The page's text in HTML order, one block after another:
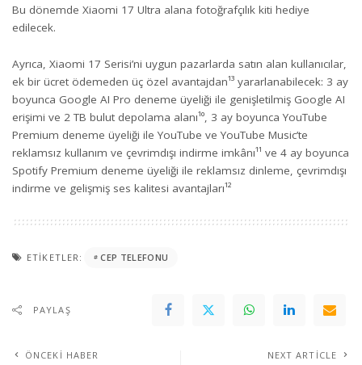
Bu dönemde Xiaomi 17 Ultra alana fotoğrafçılık kiti hediye
edilecek.
Ayrıca, Xiaomi 17 Serisi’ni uygun pazarlarda satın alan kullanıcılar,
ek bir ücret ödemeden üç özel avantajdan¹³ yararlanabilecek: 3 ay
boyunca Google AI Pro deneme üyeliği ile genişletilmiş Google AI
erişimi ve 2 TB bulut depolama alanı¹⁰, 3 ay boyunca YouTube
Premium deneme üyeliği ile YouTube ve YouTube Music’te
reklamsız kullanım ve çevrimdışı indirme imkânı¹¹ ve 4 ay boyunca
Spotify Premium deneme üyeliği ile reklamsız dinleme, çevrimdışı
indirme ve gelişmiş ses kalitesi avantajları¹²
ETIKETLER: CEP TELEFONU
PAYLAŞ
ÖNCEKI HABER NEXT ARTICLE